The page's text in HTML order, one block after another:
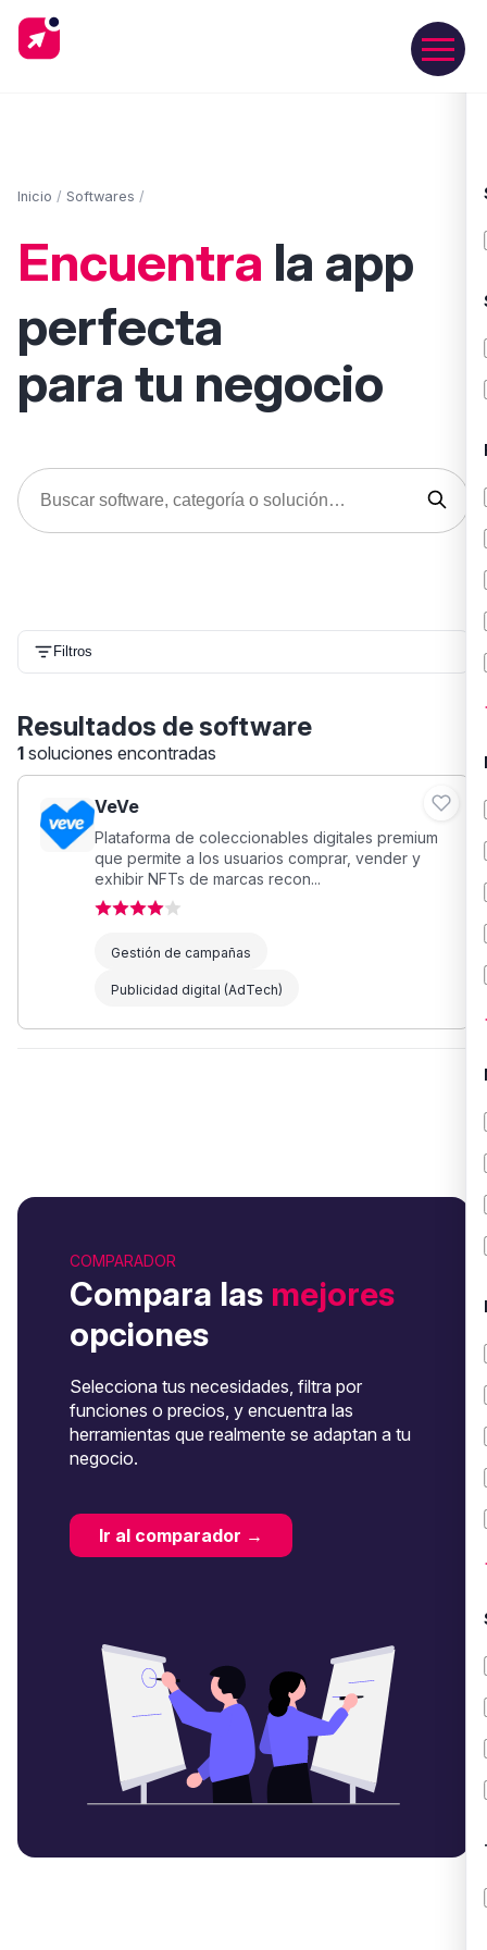
Inicio / Softwares /
Encuentra la app
perfecta
para tu negocio
Filtros
Resultados de software
1 soluciones encontradas
VeVe
Plataforma de coleccionables digitales premium
que permite a los usuarios comprar, vender y
exhibir NFTs de marcas recon...
Gestión de campañas
Publicidad digital (AdTech)
COMPARADOR
Compara las mejores
opciones
Selecciona tus necesidades, filtra por
funciones o precios, y encuentra las
herramientas que realmente se adaptan a tu
negocio.
Ir al comparador →